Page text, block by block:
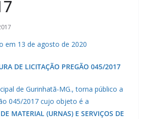
em 13 de agosto de 2020
DE LICITAÇÃO PREGÃO 045/2017
de Gurinhatã-MG., torna público a
045/2017 cujo objeto é a
MATERIAL (URNAS) E SERVIÇOS DE